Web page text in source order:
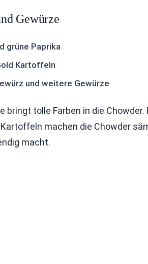
Gewürze
grüne Paprika
Kartoffeln
und weitere Gewürze
bringt tolle Farben in die
machen die Chowder
macht.